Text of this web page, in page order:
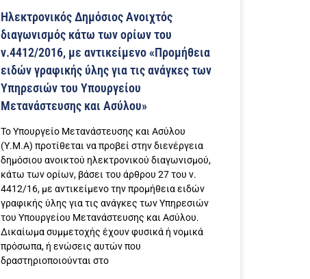
Ηλεκτρονικός Δημόσιος Ανοιχτός
διαγωνισμός κάτω των ορίων του
ν.4412/2016, με αντικείμενο «Προμήθεια
ειδών γραφικής ύλης για τις ανάγκες των
Υπηρεσιών του Υπουργείου
Μετανάστευσης και Ασύλου»
Το Υπουργείο Μετανάστευσης και Ασύλου
(Υ.Μ.Α) προτίθεται να προβεί στην διενέργεια
δημόσιου ανοικτού ηλεκτρονικού διαγωνισμού,
κάτω των ορίων, βάσει του άρθρου 27 του ν.
4412/16, με αντικείμενο την προμήθεια ειδών
γραφικής ύλης για τις ανάγκες των Υπηρεσιών
του Υπουργείου Μετανάστευσης και Ασύλου.
Δικαίωμα συμμετοχής έχουν φυσικά ή νομικά
πρόσωπα, ή ενώσεις αυτών που
δραστηριοποιούνται στo